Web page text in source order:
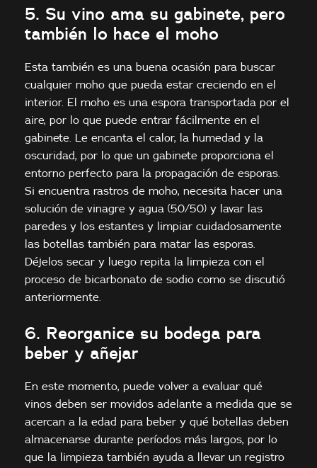
5. Su vino ama su gabinete, pero
también lo hace el moho
Esta también es una buena ocasión para buscar
cualquier moho que pueda estar creciendo en el
interior. El moho es una espora transportada por el
aire, por lo que puede entrar fácilmente en el
gabinete. Le encanta el calor, la humedad y la
oscuridad, por lo que un gabinete proporciona el
entorno perfecto para la propagación de esporas.
Si encuentra rastros de moho, necesita hacer una
solución de vinagre y agua (50/50) y lavar las
paredes y los estantes y limpiar cuidadosamente
las botellas también para matar las esporas.
Déjelos secar y luego repita la limpieza con el
proceso de bicarbonato de sodio como se discutió
anteriormente.
6. Reorganice su bodega para
beber y añejar
En este momento, puede volver a evaluar qué
vinos deben ser movidos adelante a medida que se
acercan a la edad para beber y qué botellas deben
almacenarse durante períodos más largos, por lo
que la limpieza también ayuda a llevar un registro